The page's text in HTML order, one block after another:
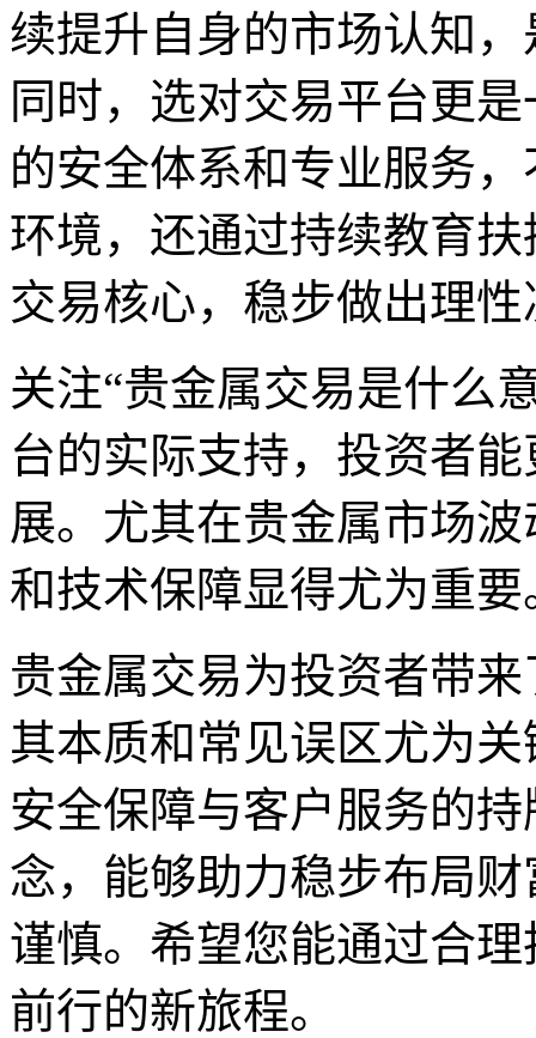
续提升自身的市场认知
同时，选对交易平台更
的安全体系和专业服务
环境，还通过持续教育
交易核心，稳步做出理性
关注“贵金属交易是什么
台的实际支持，投资者
展。尤其在贵金属市场
和技术保障显得尤为重要
贵金属交易为投资者带
其本质和常见误区尤为
安全保障与客户服务的
念，能够助力稳步布局
谨慎。希望您能通过合
前行的新旅程。